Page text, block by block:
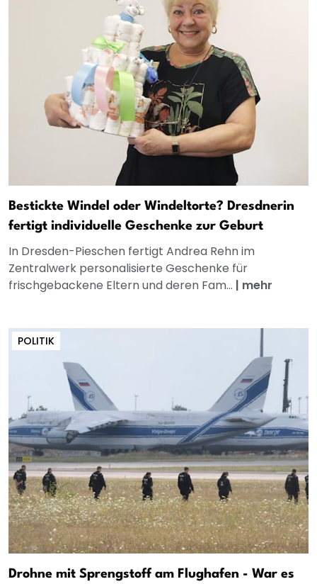
Bestickte Windel oder Windeltorte? Dresdnerin
fertigt individuelle Geschenke zur Geburt
In Dresden-Pieschen fertigt Andrea Rehn im
Zentralwerk personalisierte Geschenke für
frischgebackene Eltern und deren Fam... | mehr
POLITIK
Drohne mit Sprengstoff am Flughafen - War es